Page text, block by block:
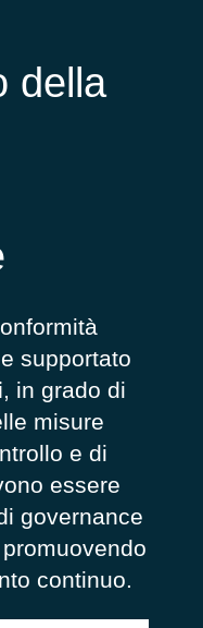
della
supportato
, in grado di
misure
e di
essere
governance
continuo.